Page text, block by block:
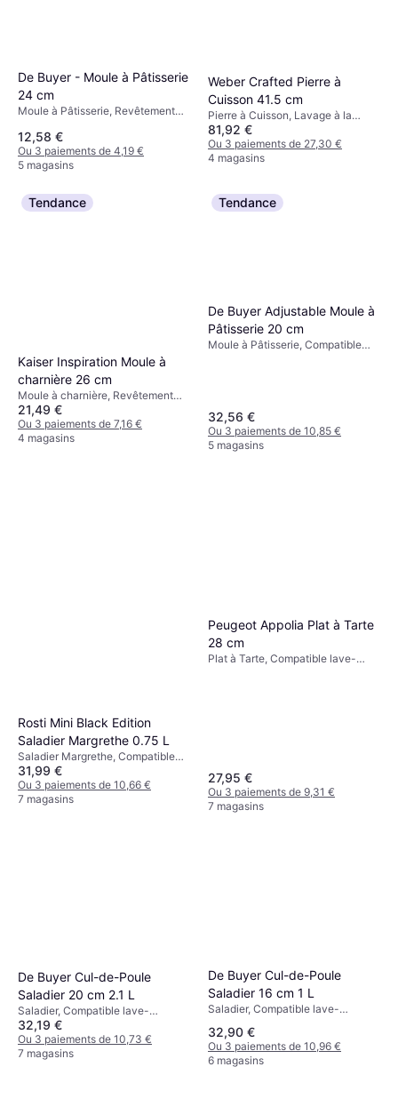
De Buyer - Moule à Pâtisserie
24 cm
Moule à Pâtisserie, Revêtement
Couleur: Gris
12,58 €
Ou 3 paiements de 4,19 €
5 magasins
Weber Crafted Pierre à
Cuisson 41.5 cm
Pierre à Cuisson, Lavage à la
main, Revêtement antiadhésif
Couleur: Gris
81,92 €
Ou 3 paiements de 27,30 €
4 magasins
Tendance
Kaiser Inspiration Moule à
charnière 26 cm
Moule à charnière, Revêtement
antiadhésif, Compatible lave-
vaisselle, Fond amovible, Rond
Couleur: Noir
21,49 €
Ou 3 paiements de 7,16 €
4 magasins
Tendance
De Buyer Adjustable Moule à
Pâtisserie 20 cm
Moule à Pâtisserie, Compatible
32,56 €
Ou 3 paiements de 10,85 €
5 magasins
Rosti Mini Black Edition
Saladier Margrethe 0.75 L
Saladier Margrethe, Compatible
lave-vaisselle, Plastique,
Mélamine Couleur: Noir
31,99 €
Ou 3 paiements de 10,66 €
7 magasins
Peugeot Appolia Plat à Tarte
28 cm
Plat à Tarte, Compatible lave-
27,95 €
Ou 3 paiements de 9,31 €
7 magasins
De Buyer Cul-de-Poule
Saladier 20 cm 2.1 L
Saladier, Compatible lave-
vaisselle, Silicone, Acier
inoxydable Couleur: Acier
Inoxydable
32,19 €
Ou 3 paiements de 10,73 €
7 magasins
De Buyer Cul-de-Poule
Saladier 16 cm 1 L
Saladier, Compatible lave-
inoxydable, Rond Couleur: Argent
32,90 €
Ou 3 paiements de 10,96 €
6 magasins